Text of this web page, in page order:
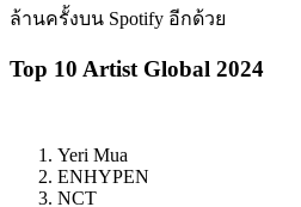
ล้านครั้งบน Spotify อีกด้วย
Top 10 Artist Global 2024
Yeri Mua
ENHYPEN
NCT